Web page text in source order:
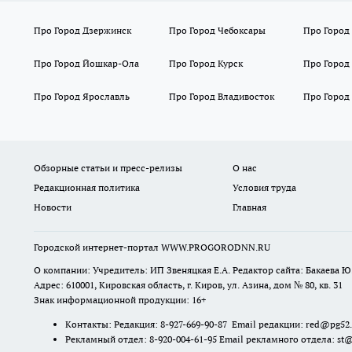
Про Город Дзержинск Про Город Чебоксары Про Город
Про Город Йошкар-Ола Про Город Курск Про
Про Город Ярославль Про Город Владивосток Про Город
Обзорные статьи и пресс-релизы О нас
Редакционная политика
Условия труда
Новости
Главная
Городской интернет-портал WWW.PROGORODNN.RU
О компании: Учредитель: ИП Звеняцкая Е.А. Редактор сайта: Бакаева
Адрес: 610001, Кировская область, г. Киров, ул. Азина, дом № 80, кв. 31
Знак информационной продукции: 16+
Контакты: Редакция: 8-927-669-90-87 Email редакции:
Рекламный отдел: 8-920-004-61-95 Email рекламного отдела: